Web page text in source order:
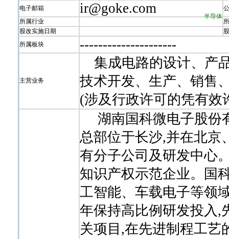
电子邮箱 ir@goke.com
所属行业
半导体
股改实施日期
所属板块
---------------------
主营业务
集成电路的设计、产
技术开发、生产、销售
(涉及行政许可的凭有效
湖南国科微电子股份
总部位于长沙,并在北京
有分子公司及研发中心
知识产权示范企业。国
工智能、车载电子等领
年保持高比例研发投入,
关项目,在先进制程工艺